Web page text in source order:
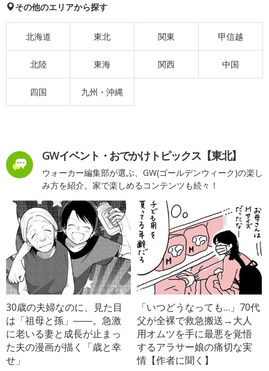
その他のエリアから探す
北海道 東北 関東 甲信越
北陸 東海 関西 中国
四国 九州・沖縄
GWイベント・おでかけトピックス【東北】
ウォーカー編集部が選ぶ、GW(ゴールデンウィーク)の楽し
み方を紹介。家で楽しめるコンテンツも続々！
30歳の夫婦なのに、見た目
は「祖母と孫」――。急激
に老いる妻と成長が止まっ
た夫の漫画が描く「歳と幸
せ」
「いつどうなっても…」70代
父が全裸で救急搬送→大人
用オムツを手に最悪を覚悟
するアラサー娘の痛切な実
情【作者に聞く】